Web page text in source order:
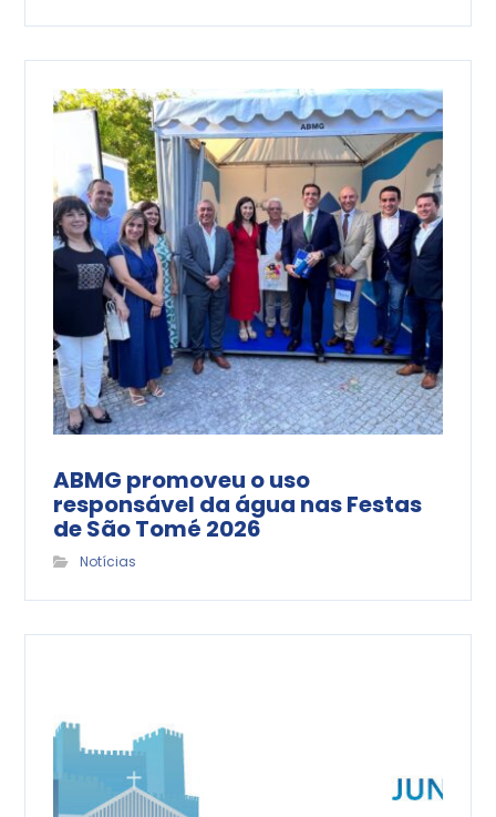
ABMG promoveu o uso
responsável da água nas Festas
de São Tomé 2026
Notícias